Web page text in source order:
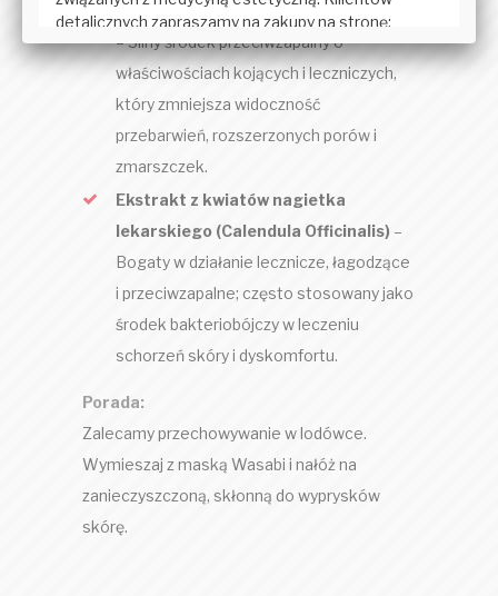
Ekstrakt Bowellia Serrata (kadzidło)
– Silny środek przeciwzapalny o
właściwościach kojących i leczniczych,
który zmniejsza widoczność
przebarwień, rozszerzonych porów i
zmarszczek.
Ekstrakt z kwiatów nagietka
lekarskiego (Calendula Officinalis) –
Bogaty w działanie lecznicze, łagodzące
i przeciwzapalne; często stosowany jako
środek bakteriobójczy w leczeniu
schorzeń skóry i dyskomfortu.
Porada:
Zalecamy przechowywanie w lodówce.
Wymieszaj z maską Wasabi i nałóż na
zanieczyszczoną, skłonną do wyprysków
skórę.